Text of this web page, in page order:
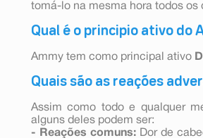
tomá-lo na mesma hora todos os
Qual é o principio ativo do
Ammy tem como principal ativo
Quais são as reações
Assim como todo e qualquer
alguns deles podem ser:
- Reações comuns: Dor de